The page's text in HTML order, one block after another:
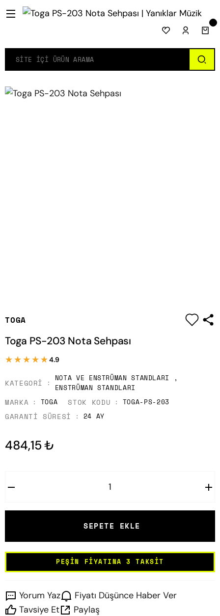
TOGA
Toga PS-203 Nota Sehpası
★★★★★
★★★★★4.9
KATEGORI NOTA VE ENSTRÜMAN STANDLARI
,
ENSTRÜMAN STANDLARI
MARKA TOGA STOK KODU TOGA-PS-203
GARANTI SÜRESI 24 AY
484,15 ₺
SEPETE EKLE
PEŞIN FIYATINA 3 TAKSIT
Yorum Yaz
Fiyatı Düşünce Haber Ver
Tavsiye Et
Paylaş